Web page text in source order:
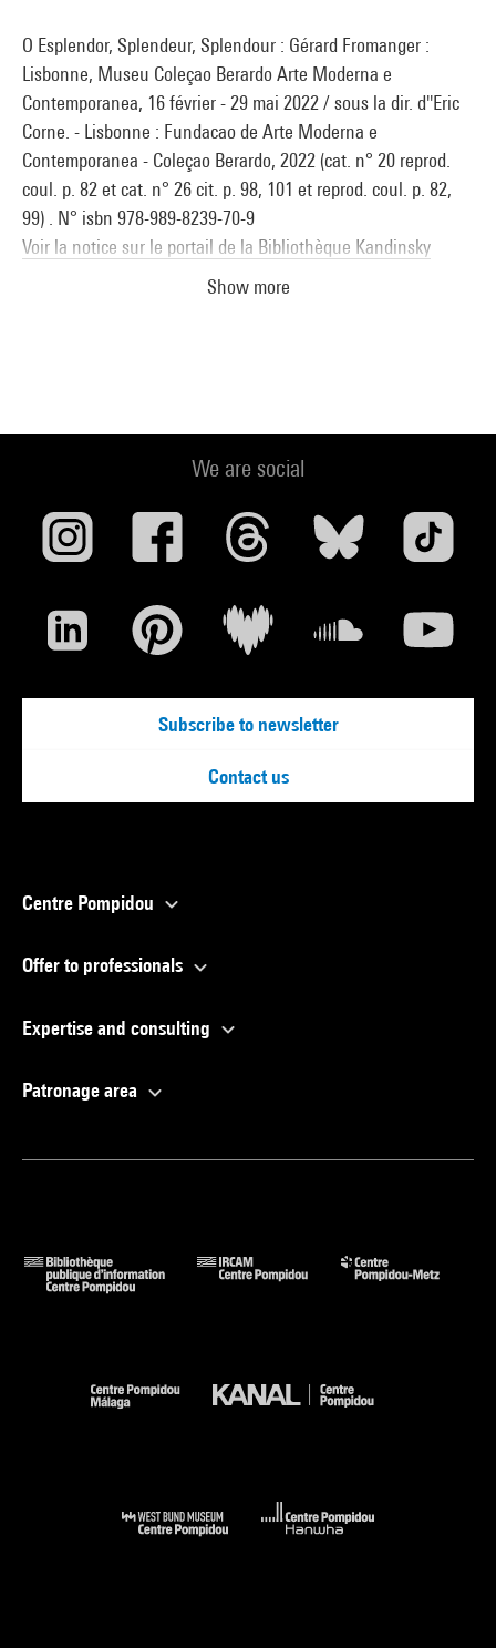
O Esplendor, Splendeur, Splendour : Gérard Fromanger :
Lisbonne, Museu Coleçao Berardo Arte Moderna e
Contemporanea, 16 février - 29 mai 2022 / sous la dir. d''Eric
Corne. - Lisbonne : Fundacao de Arte Moderna e
Contemporanea - Coleçao Berardo, 2022 (cat. n° 20 reprod.
coul. p. 82 et cat. n° 26 cit. p. 98, 101 et reprod. coul. p. 82,
99) . N° isbn 978-989-8239-70-9
Voir la notice sur le portail de la Bibliothèque Kandinsky
Show more
We are social
Subscribe to newsletter
Contact us
Centre Pompidou
Offer to professionals
Expertise and consulting
Patronage area